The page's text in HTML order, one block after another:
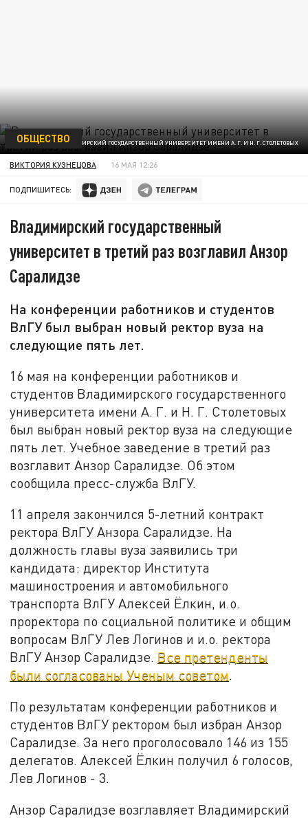
ВЛАДИМИРСКИЙ ГОСУДАРСТВЕННЫЙ УНИВЕРСИТЕТ ИМЕНИ А. Г. И Н. Г. СТОЛЕТОВЫХ
ОБЩЕСТВО
ВИКТОРИЯ КУЗНЕЦОВА 16 МАЯ 12:26
ПОДПИШИТЕСЬ:
Владимирский государственный
университет в третий раз возглавил Анзор
Саралидзе
На конференции работников и студентов
ВлГУ был выбран новый ректор вуза на
следующие пять лет.
16 мая на конференции работников и
студентов Владимирского государственного
университета имени А. Г. и Н. Г. Столетовых
был выбран новый ректор вуза на следующие
пять лет. Учебное заведение в третий раз
возглавит Анзор Саралидзе. Об этом
сообщила пресс-служба ВлГУ.
11 апреля закончился 5-летний контракт
ректора ВлГУ Анзора Саралидзе. На
должность главы вуза заявились три
кандидата: директор Института
машиностроения и автомобильного
транспорта ВлГУ Алексей Ёлкин, и.о.
проректора по социальной политике и общим
вопросам ВлГУ Лев Логинов и и.о. ректора
ВлГУ Анзор Саралидзе. Все претенденты
были согласованы Ученым советом.
По результатам конференции работников и
студентов ВлГУ ректором был избран Анзор
Саралидзе. За него проголосовало 146 из 155
делегатов. Алексей Ёлкин получил 6 голосов,
Лев Логинов - 3.
Анзор Саралидзе возглавляет Владимирский